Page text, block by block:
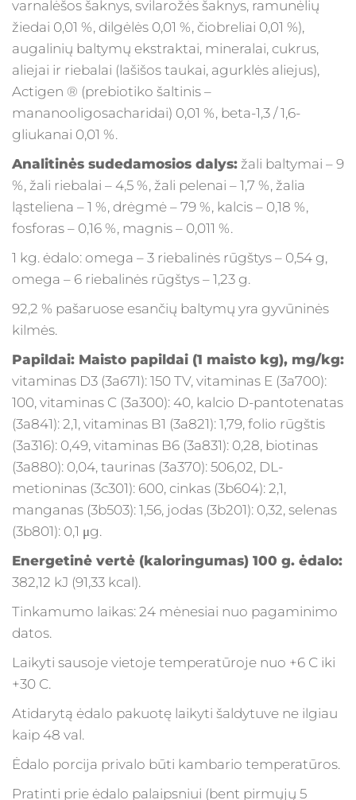
varnalėšos šaknys, svilarožės šaknys, ramunėlių
žiedai 0,01 %, dilgėlės 0,01 %, čiobreliai 0,01 %),
augalinių baltymų ekstraktai, mineralai, cukrus,
aliejai ir riebalai (lašišos taukai, agurklės aliejus),
Actigen ® (prebiotiko šaltinis –
mananooligosacharidai) 0,01 %, beta-1,3 / 1,6-
gliukanai 0,01 %.
Analitinės sudedamosios dalys: žali baltymai – 9
%, žali riebalai – 4,5 %, žali pelenai – 1,7 %, žalia
ląsteliena – 1 %, drėgmė – 79 %, kalcis – 0,18 %,
fosforas – 0,16 %, magnis – 0,011 %.
1 kg. ėdalo: omega – 3 riebalinės rūgštys – 0,54 g,
omega – 6 riebalinės rūgštys – 1,23 g.
92,2 % pašaruose esančių baltymų yra gyvūninės
kilmės.
Papildai: Maisto papildai (1 maisto kg), mg/kg:
vitaminas D3 (3a671): 150 TV, vitaminas Е (3a700):
100, vitaminas C (3a300): 40, kalcio D-pantotenatas
(3a841): 2,1, vitaminas В1 (3а821): 1,79, folio rūgštis
(3a316): 0,49, vitaminas B6 (3a831): 0,28, biotinas
(3a880): 0,04, taurinas (3a370): 506,02, DL-
metioninas (3с301): 600, cinkas (3b604): 2,1,
manganas (3b503): 1,56, jodas (3b201): 0,32, selenas
(3b801): 0,1 μg.
Energetinė vertė (kaloringumas) 100 g. ėdalo:
382,12 kJ (91,33 kcal).
Tinkamumo laikas: 24 mėnesiai nuo pagaminimo
datos.
Laikyti sausoje vietoje temperatūroje nuo +6 С iki
+30 С.
Atidarytą ėdalo pakuotę laikyti šaldytuve ne ilgiau
kaip 48 val.
Ėdalo porcija privalo būti kambario temperatūros.
Pratinti prie ėdalo palaipsniui (bent pirmųjų 5